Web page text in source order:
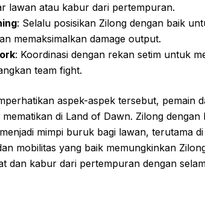
lawan atau kabur dari pertempuran.
: Selalu posisikan Zilong dengan baik
memaksimalkan damage output.
: Koordinasi dengan rekan setim untuk
team fight.
aspek-aspek tersebut, pemain
mematikan di Land of Dawn. Zilong
mimpi buruk bagi lawan, terutama
mobilitas yang baik memungkinkan
dan kabur dari pertempuran dengan